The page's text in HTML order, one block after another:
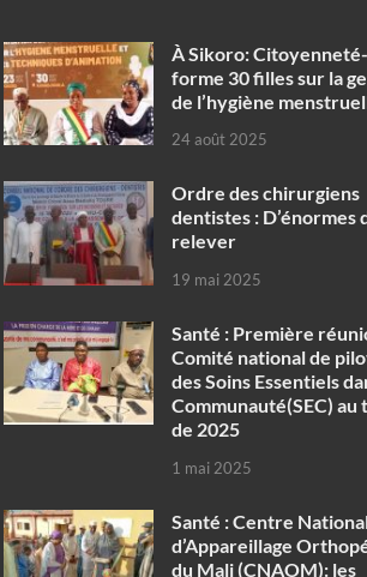
À Sikoro:
forme 30 filles sur la
de l’hygiène
24 août 2025
Ordre des chirurgiens
dentistes : D’énormes
relever
19 mai 2025
Santé : Première
Comité national de
des Soins Essentiels
Communauté(SEC) au
de 2025
1 mai 2025
Santé : Centre
d’Appareillage
du Mali (CNAOM): les